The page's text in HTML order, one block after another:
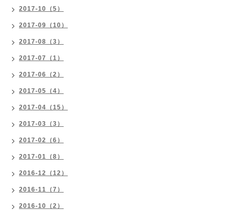
2017-10（5）
2017-09（10）
2017-08（3）
2017-07（1）
2017-06（2）
2017-05（4）
2017-04（15）
2017-03（3）
2017-02（6）
2017-01（8）
2016-12（12）
2016-11（7）
2016-10（2）